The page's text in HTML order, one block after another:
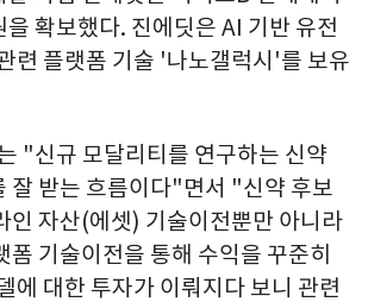
확보했다. 진에딧은 AI 기반 유전
련 플랫폼 기술 '나노갤럭시'를 보유
"신규 모달리티를 연구하는 신약
잘 받는 흐름이다"면서 "신약 후보
인 자산(에셋) 기술이전뿐만 아니라
폼 기술이전을 통해 수익을 꾸준히
에 대한 투자가 이뤄지다 보니 관련